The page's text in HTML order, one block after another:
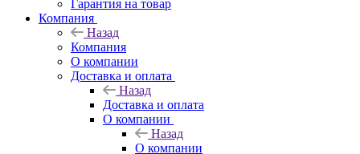
Гарантия на товар
Компания
Назад
Компания
О компании
Доставка и оплата
Назад
Доставка и оплата
О компании
Назад
О компании